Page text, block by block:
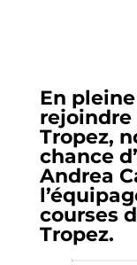
En
rejoindre
Tropez,
chance
Andrea
courses
Tropez.